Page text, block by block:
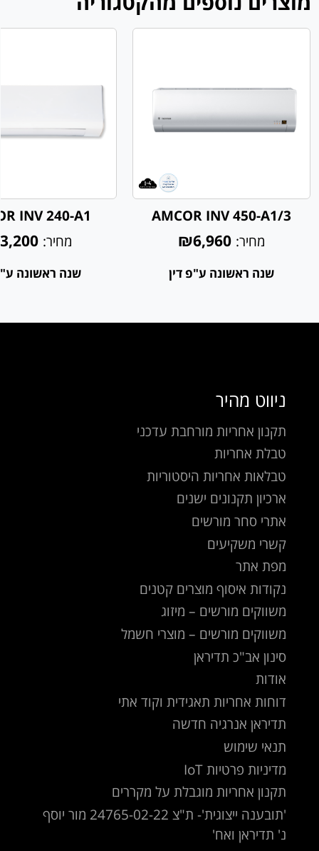
AMCOR INV 450-A1/3
מחיר: ₪6,960
שנה ראשונה ע"פ דין
INV 240-A1
מחיר:
שנה ראשונה
ניווט מהיר
תקנון אחריות מורחבת עדכני
טבלת אחריות
טבלאות אחריות היסטוריות
ארכיון תקנונים ישנים
אתרי סחר מורשים
קשרי משקיעים
מפת אתר
נקודות איסוף מוצרים קטנים
משווקים מורשים – מיזוג
משווקים מורשים – מוצרי חשמל
סינון אב"כ תדיראן
אודות
דוחות אחריות תאגידית וקוד אתי
תדיראן אנרגיה חדשה
תנאי שימוש
מדיניות פרטיות IoT
תקנון אחריות מוגבלת על מקררים
'תובענה ייצוגית'- ת"צ 24765-02-22 מור יוסף
נ' תדיראן ואח'